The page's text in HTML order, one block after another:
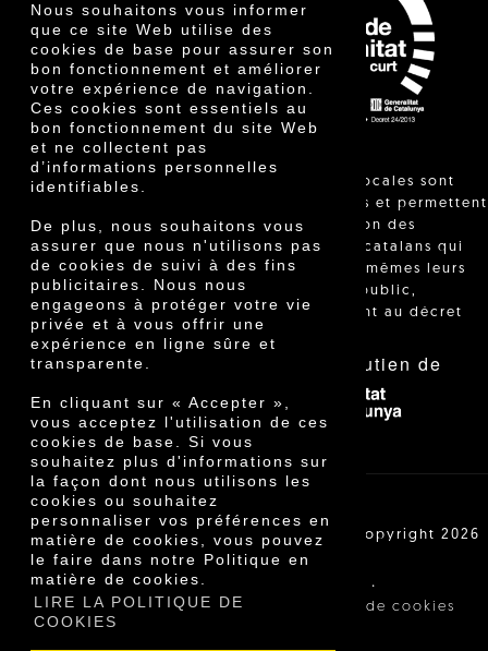
Nous souhaitons vous informer
que ce site Web utilise des
cookies de base pour assurer son
bon fonctionnement et améliorer
votre expérience de navigation.
Ces cookies sont essentiels au
bon fonctionnement du site Web
et ne collectent pas
d’informations personnelles
identifiables.
De plus, nous souhaitons vous
assurer que nous n'utilisons pas
de cookies de suivi à des fins
publicitaires. Nous nous
engageons à protéger votre vie
privée et à vous offrir une
expérience en ligne sûre et
transparente.
En cliquant sur « Accepter »,
vous acceptez l'utilisation de ces
cookies de base. Si vous
souhaitez plus d'informations sur
la façon dont nous utilisons les
cookies ou souhaitez
personnaliser vos préférences en
matière de cookies, vous pouvez
le faire dans notre Politique en
matière de cookies.
LIRE LA POLITIQUE DE
COOKIES
Certificats
Prix
Innovation
"Les ventes locales sont
réglementées et permettent
l'identification des
agriculteurs catalans qui
vendent eux-mêmes leurs
produits au public,
conformément au décret
Avec le soutien de
Cooperativa Agrícola de Cambrils SCCL | Copyright 2026
©
Avis légal· ·
Politique de confidentialité Politique de cookies